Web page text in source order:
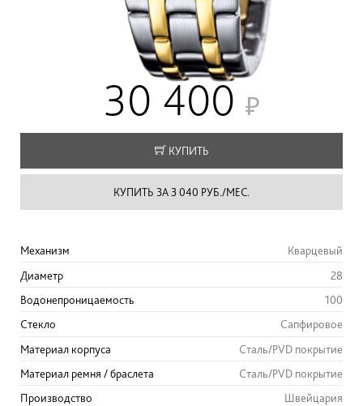
30 400
КУПИТЬ
КУПИТЬ ЗА 3 040 РУБ./МЕС.
Механизм
Кварцевый
Диаметр
28
Водонепроницаемость
100
Стекло
Сапфировое
Материал корпуса
Сталь/PVD покрытие
Материал ремня / браслета
Сталь/PVD покрытие
Производство
Швейцария